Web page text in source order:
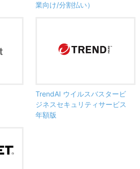
業向け/分割払い）
TrendAI ウイルスバスタービ
ジネスセキュリティサービス
年額版